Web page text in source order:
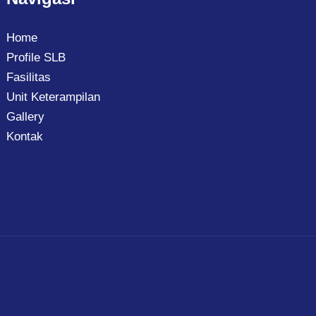
Home
Profile SLB
Fasilitas
Unit Keterampilan
Gallery
Kontak